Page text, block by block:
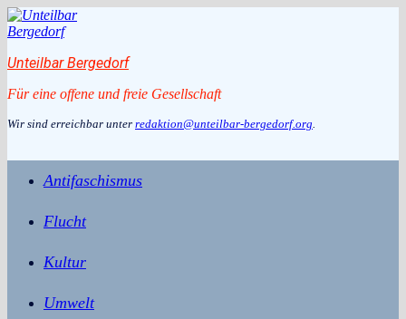
Zum
Inhalt
Unteilbar Bergedorf
Für eine offene und freie Gesellschaft
Wir sind erreichbar unter redaktion@unteilbar-bergedorf.org.
Antifaschismus
Flucht
Kultur
Umwelt